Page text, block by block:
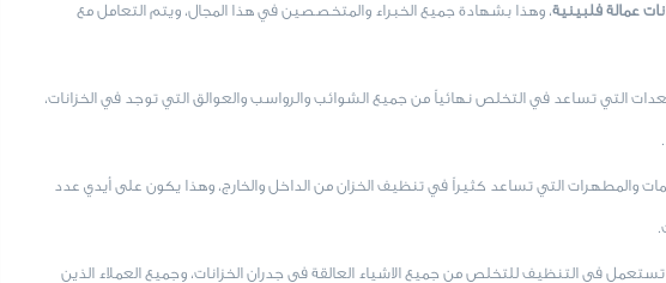
عمالة فلبينية، وهذا بشهادة جميع الخبراء والمتخصصين في هذا المجال، ويتم التعامل مع
التي تساعد في التخلص نهائياً من جميع الشوائب والرواسب والعوالق التي توجد في الخزانات،
والمطهرات التي تساعد كثيراً في تنظيف الخزان من الداخل والخارج، وهذا يكون على أيدي عدد
في التنظيف للتخلص من جميع الاشياء العالقة في جدران الخزانات، وجميع العملاء الذين